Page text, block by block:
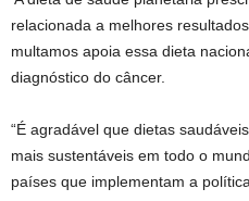
relacionada a melhores
multamos apoia essa dieta
diagnóstico do câncer.
“É agradável que dietas
mais sustentáveis ​​em todo o
países que implementam a